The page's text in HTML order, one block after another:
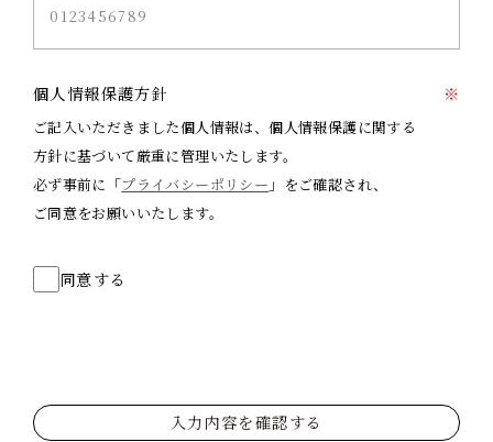
個人情報保護方針 ※
ご記入いただきました個人情報は、個人情報保護に関する
方針に基づいて厳重に管理いたします。
必ず事前に「プライバシーポリシー 」をご確認され、
ご同意をお願いいたします。
同意する
入力内容を確認する